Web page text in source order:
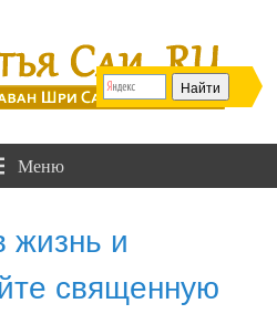
Меню
жизнь и
священную